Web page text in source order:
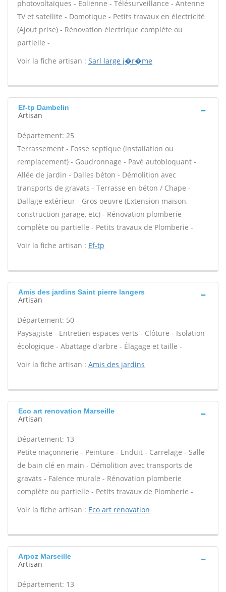
photovoltaïques - Eolienne - Télésurveillance - Antenne
TV et satellite - Domotique - Petits travaux en électricité
(Ajout prise) - Rénovation électrique complète ou
partielle -
Voir la fiche artisan : Sarl large j�r�me
Ef-tp Dambelin
Artisan
Département: 25
Terrassement - Fosse septique (installation ou
remplacement) - Goudronnage - Pavé autobloquant -
Allée de jardin - Dalles béton - Démolition avec
transports de gravats - Terrasse en béton / Chape -
Dallage extérieur - Gros oeuvre (Extension maison,
construction garage, etc) - Rénovation plomberie
complète ou partielle - Petits travaux de Plomberie -
Voir la fiche artisan : Ef-tp
Amis des jardins Saint pierre langers
Artisan
Département: 50
Paysagiste - Entretien espaces verts - Clôture - Isolation
écologique - Abattage d'arbre - Élagage et taille -
Voir la fiche artisan : Amis des jardins
Eco art renovation Marseille
Artisan
Département: 13
Petite maçonnerie - Peinture - Enduit - Carrelage - Salle
de bain clé en main - Démolition avec transports de
gravats - Faïence murale - Rénovation plomberie
complète ou partielle - Petits travaux de Plomberie -
Voir la fiche artisan : Eco art renovation
Arpoz Marseille
Artisan
Département: 13